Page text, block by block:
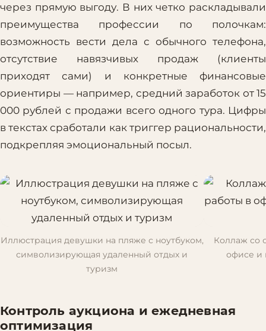
через прямую выгоду. В них четко раскладывали
преимущества профессии по полочкам:
возможность вести дела с обычного телефона,
отсутствие навязчивых продаж (клиенты
приходят сами) и конкретные финансовые
ориентиры — например, средний заработок от 15
000 рублей с продажи всего одного тура. Цифры
в текстах сработали как триггер рациональности,
подкрепляя эмоциональный посыл.
Иллюстрация девушки на пляже с ноутбуком,
символизирующая удаленный отдых и
туризм
Коллаж со
офисе и
Контроль аукциона и ежедневная
оптимизация